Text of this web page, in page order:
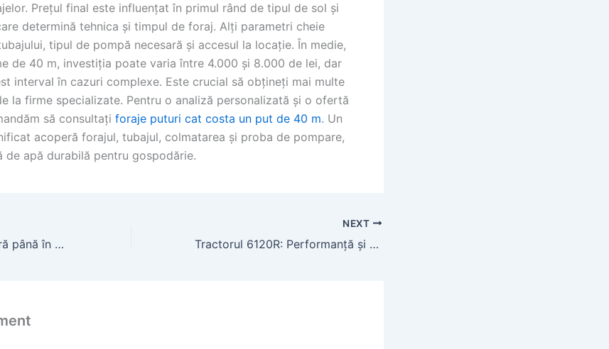
Prețul final este influențat în primul rând de tipul de sol și
determină tehnica și timpul de foraj. Alți parametri cheie
tipul de pompă necesară și accesul la locație. În medie,
de 40 m, investiția poate varia între 4.000 și 8.000 de lei, dar
interval în cazuri complexe. Este crucial să obțineți mai multe
la firme specializate. Pentru o analiză personalizată și o ofertă
să consultați foraje puturi cat costa un put de 40 m. Un
acoperă forajul, tubajul, colmatarea și proba de pompare,
de apă durabilă pentru gospodărie.
Casa de vânzare la țară până în 3000 euro
NEXT
Tractorul 6120R: Performanță și Versatilitate pentru Agricultura Modernă